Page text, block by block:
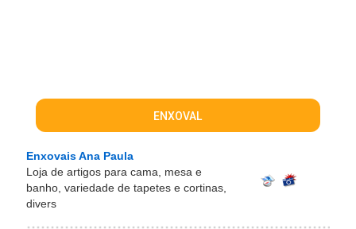
ENXOVAL
Enxovais Ana Paula
Loja de artigos para cama, mesa e
banho, variedade de tapetes e cortinas,
divers